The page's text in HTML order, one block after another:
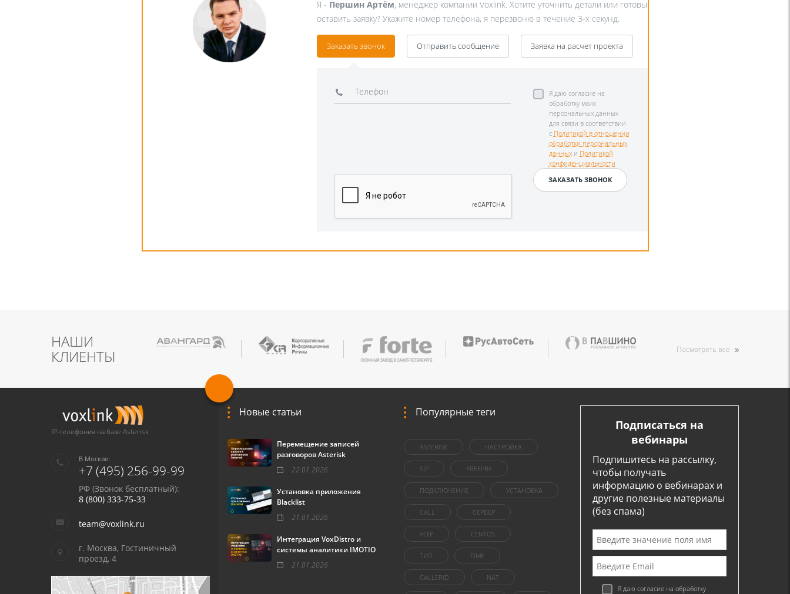
Я - Першин Артём, менеджер компании Voxlink. Хотите уточнить детали или готовы
оставить заявку? Укажите номер телефона, я перезвоню в течение 3-х секунд.
Заказать звонок
Я даю согласие на
обработку моих
персональных данных
для связи в соответствии
с Политикой в отношении
обработки персональных
данныхи Политикой
конфиденциальности
Отправить сообщение Заявка на расчет проекта
НАШИ
КЛИЕНТЫ Посмотреть все
IP-телефония на базе Asterisk
В Москве:
+7 (495) 256-99-99
РФ (Звонок бесплатный):
8 (800) 333-75-33
team@voxlink.ru
г. Москва, Гостиничный
проезд, 4
Новые статьи
Перемещение записей
разговоров Asterisk
22.01.2026
Установка приложения
Blacklist
21.01.2026
Интеграция VoxDistro и
системы аналитики IMOTIO
21.01.2026
Популярные теги
ASTERISK НАСТРОЙКА
SIP FREEPBX
ПОДКЛЮЧЕНИЕ УСТАНОВКА
CALL СЕРВЕР
VOIP CENTOS
ТИП TIME
CALLERID NAT
Подписаться на
вебинары
Подпишитесь на рассылку,
чтобы получать
информацию о вебинарах и
другие полезные материалы
(без спама)
Я даю согласие на обработку